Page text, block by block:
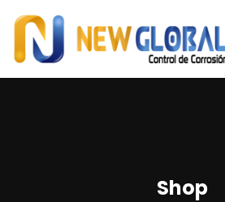
Shop